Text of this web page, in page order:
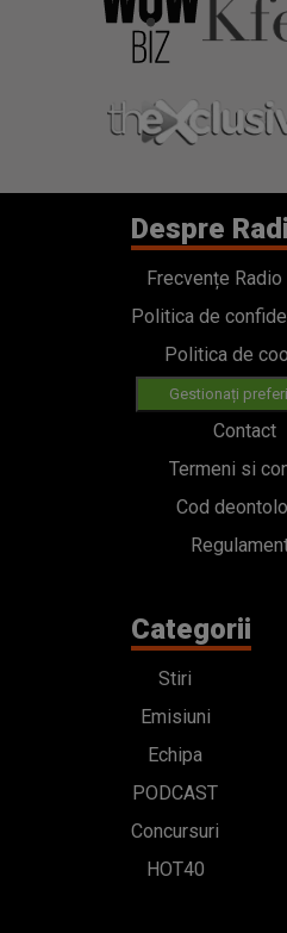
Despre
Frecvențe
Politica de
Politica de
Gestionați
Contact
Termeni si
Cod
Categorii
Stiri
Emisiuni
Echipa
PODCAST
Concursuri
HOT40